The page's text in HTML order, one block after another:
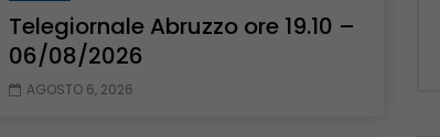
Telegiornale Abruzzo ore 19.10 –
06/08/2026
AGOSTO 6, 2026